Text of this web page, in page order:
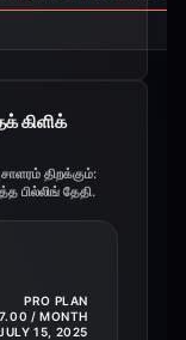
கிளிக்
திறக்கும்:
பில்லிங் தேதி.
PRO PLAN
/ MONTH
15, 2025